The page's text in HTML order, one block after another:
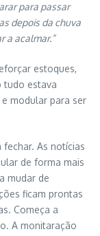
para passar
depois da chuva
a acalmar.”
estoques,
tudo estava
modular para ser
fechar. As notícias
de forma mais
mudar de
ficam prontas
Começa a
A monitaração